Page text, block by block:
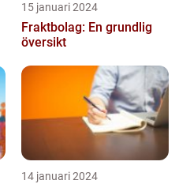
15 januari 2024
Fraktbolag: En grundlig
översikt
14 januari 2024